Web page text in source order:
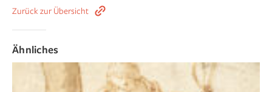
Zurück zur Übersicht
Ähnliches